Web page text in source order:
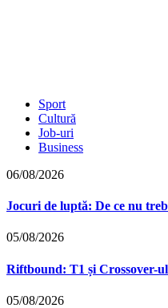
Sport
Cultură
Job-uri
Business
06/08/2026
Jocuri de luptă: De ce nu
05/08/2026
Riftbound: T1 și Crossover-
05/08/2026